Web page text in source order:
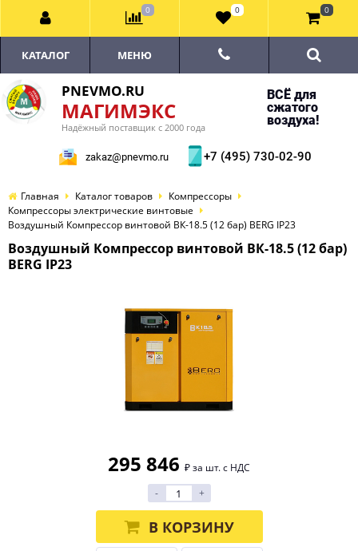
PNEVMO.RU
МАГИМЭКС
Надёжный поставщик с 2000 года
ВСЁ для
сжатого
воздуха!
zakaz@pnevmo.ru +7 (495) 730-02-90
КАТАЛОГ МЕНЮ
Главная Каталог товаров
Компрессоры
Компрессоры электрические винтовые
Воздушный Компрессор винтовой ВК-18.5 (12 бар) BERG IP23
Воздушный Компрессор винтовой ВК-18.5 (12 бар)
BERG IP23
295 846 ₽ за шт. с НДС
-
+
В КОРЗИНУ
0 0 0